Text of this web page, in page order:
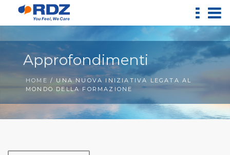
Approfondimenti
HOME / UNA NUOVA INIZIATIVA LEGATA AL
MONDO DELLA FORMAZIONE